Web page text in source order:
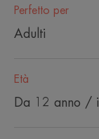
Perfetto per
Adulti
Età
Da 12 anno / i